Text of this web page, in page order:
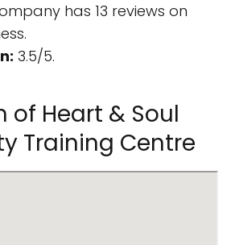
has 13 reviews on
3.5/5.
of Heart & Soul
Training Centre